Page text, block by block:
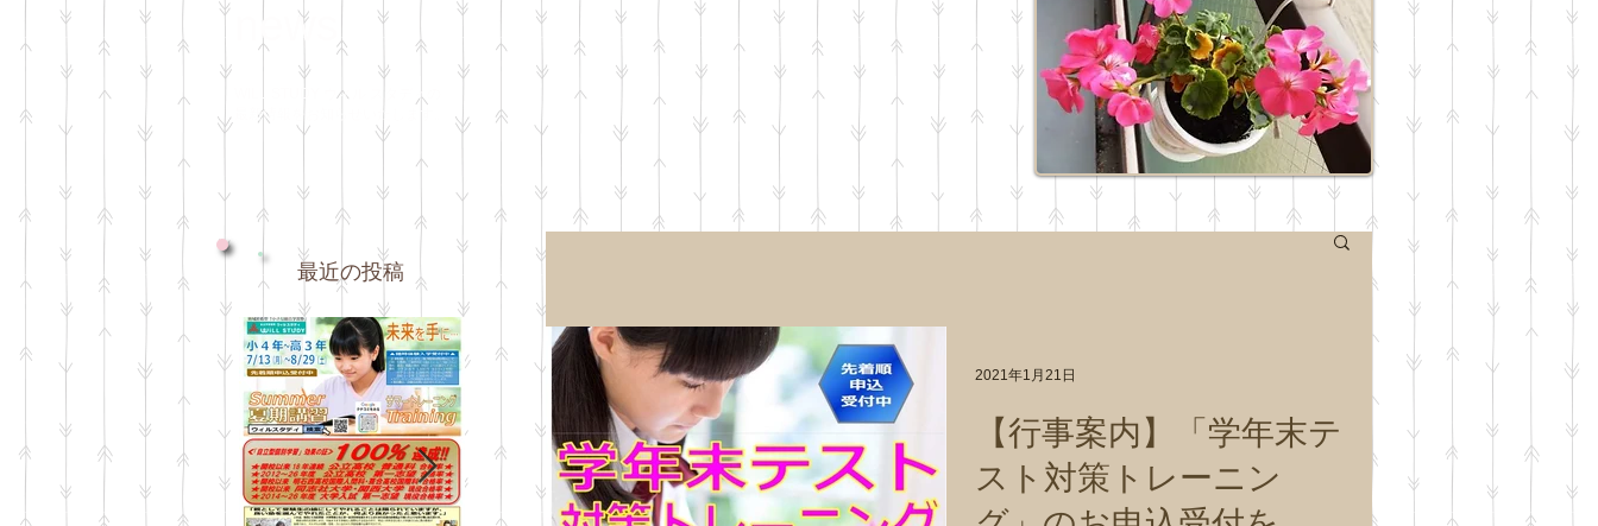
news
WILL STUDY ウィル スタディの
最新情報をお知らせいたします。
最近の投稿
【行事案内】「学年末テ
スト対策トレーニン
2021年1月21日